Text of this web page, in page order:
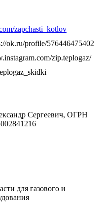
zapchasti_kotlov
ok.ru/profile/576446475402
zip.teplogaz/
Сергеевич, ОГРН
для газового и